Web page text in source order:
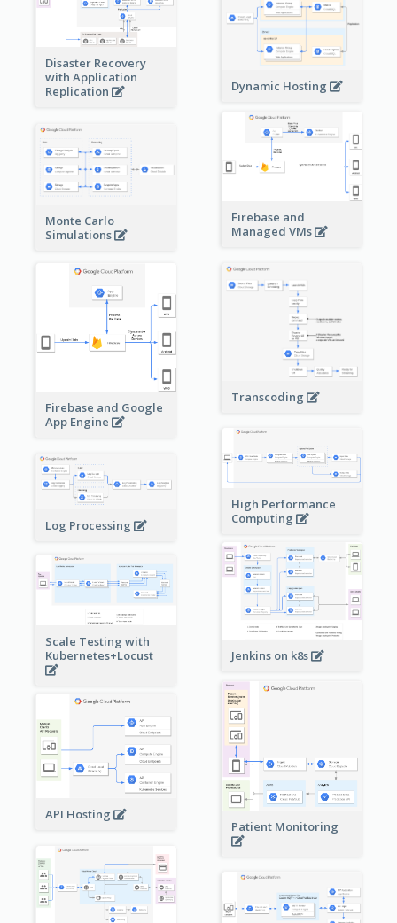
Disaster Recovery
with Application
Replication
Dynamic Hosting
Firebase and
Managed VMs
Monte Carlo
Simulations
Firebase and Google
App Engine
Transcoding
High Performance
Computing
Log Processing
Jenkins on k8s
Scale Testing with
Kubernetes+Locust
Patient Monitoring
API Hosting